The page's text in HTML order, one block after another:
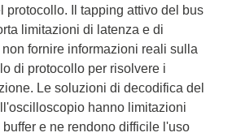
protocollo. Il tapping attivo del bus
limitazioni di latenza e di
fornire informazioni reali sulla
di protocollo per risolvere i
Le soluzioni di decodifica del
hanno limitazioni
e ne rendono difficile l'uso